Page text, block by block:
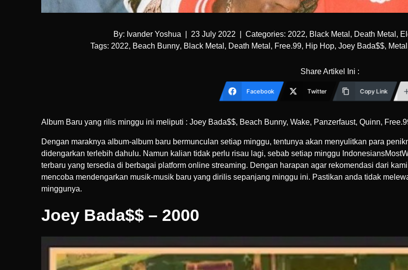
By: Ivander Yoshua 23 July 2022 Categories: 2022, Black Metal , Death Metal ,
Tags: 2022, Beach Bunny, Black Metal , Death Metal , Free.99, Hip Hop, Joey Bada$$, Metal
Share Artikel Ini :
Facebook Twitter Copy Link
Album Baru yang rilis minggu ini meliputi : Joey Bada$$, Beach Bunny, Wake, Panzerfaust, Quinn,
Dengan maraknya album-album baru bermunculan setiap minggu, tentunya akan menyulitkan para
didengarkan terlebih dahulu. Namun kalian tidak perlu risau lagi, sebab setiap minggu
terbaru yang tersedia di berbagai platform online streaming. Dengan harapan agar rekomendasi dari
mencoba mendengarkan musik-musik baru yang dirilis sepanjang minggu ini. Pastikan anda tidak
minggunya.
Joey Bada$$ – 2000